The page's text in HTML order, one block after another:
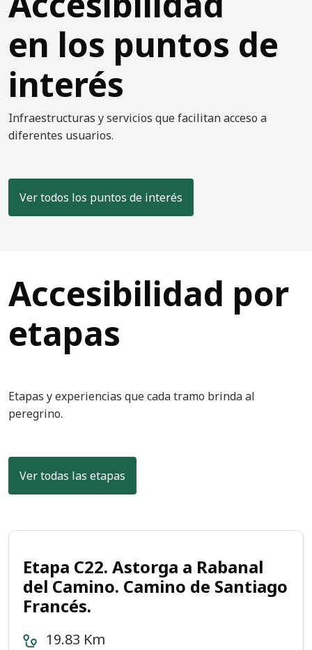
en los puntos de
interés
Infraestructuras y servicios que facilitan acceso a
diferentes usuarios.
Ver todos los puntos de interés
Accesibilidad por
etapas
Etapas y experiencias que cada tramo brinda al
peregrino.
Ver todas las etapas
Etapa C22. Astorga a Rabanal
del Camino. Camino de Santiago
Francés.
19.83 Km